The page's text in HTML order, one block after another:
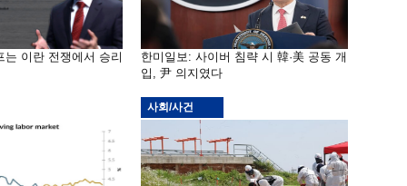
는 이란 전쟁에서 승리
한미일보: 사이버 침략 시 韓·美 공동 개
입, 尹 의지였다
사회/사건